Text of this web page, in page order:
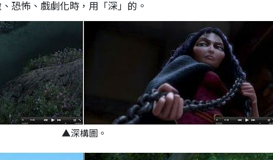
恐怖、戲劇化時，用「深」的。
▲深構圖。